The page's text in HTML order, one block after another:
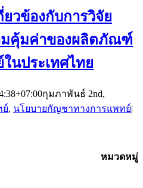
วข้องกับการวิจัย
มคุ้มค่าของผลิตภัณฑ์
นประเทศไทย
กุมภาพันธ์ 2nd,
ย์, นโยบายกัญชาทางการแพทย์|
หมวดหมู่